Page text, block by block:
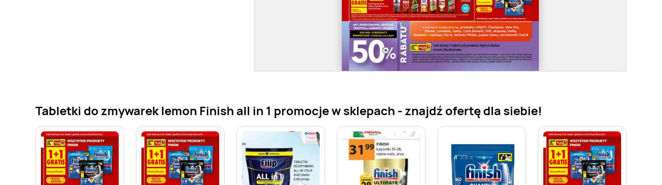
Tabletki do zmywarek lemon Finish all in 1 promocje w sklepach - znajdź ofertę dla siebie!